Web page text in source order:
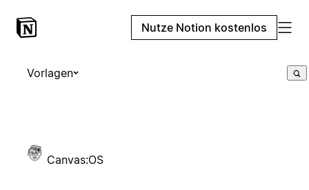
Nutze Notion kostenlos
Vorlagen
Canvas:OS